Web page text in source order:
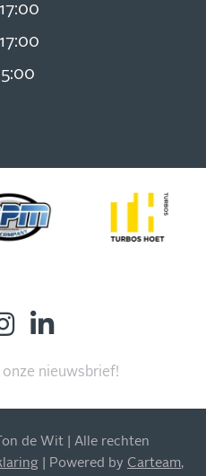
17:00
17:00
nieuwsbrief!
acties, aanbiedingen en
de Wit | Alle rechten
| Powered by Carteam,